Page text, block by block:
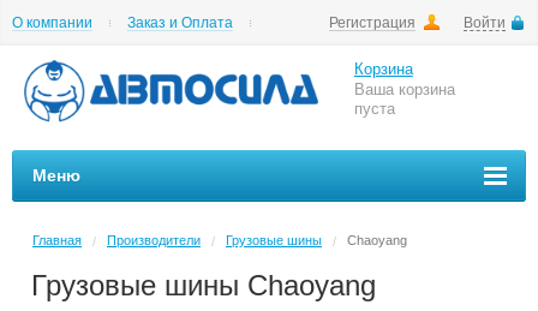
Регистрация Войти
О компании
Заказ и Оплата
Корзина
Ваша корзина
пуста
Меню
Главная / Производители / Грузовые шины / Chaoyang
Грузовые шины Chaoyang